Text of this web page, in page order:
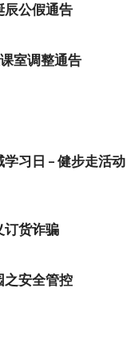
辰公假通告
室调整通告
习日 – 健步走活动
订货诈骗
之安全管控